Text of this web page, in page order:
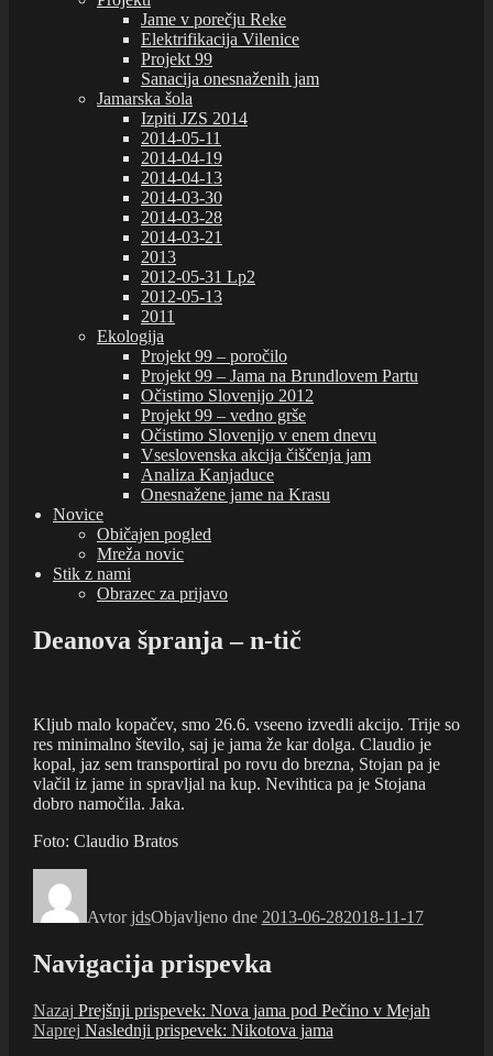
Jame v porečju Reke
Elektrifikacija Vilenice
Projekt 99
Sanacija onesnaženih jam
Jamarska šola
Izpiti JZS 2014
2014-05-11
2014-04-19
2014-04-13
2014-03-30
2014-03-28
2014-03-21
2013
2012-05-31 Lp2
2012-05-13
2011
Ekologija
Projekt 99 – poročilo
Projekt 99 – Jama na Brundlovem Partu
Očistimo Slovenijo 2012
Projekt 99 – vedno grše
Očistimo Slovenijo v enem dnevu
Vseslovenska akcija čiščenja jam
Analiza Kanjaduce
Onesnažene jame na Krasu
Novice
Običajen pogled
Mreža novic
Stik z nami
Obrazec za prijavo
Deanova špranja – n-tič
Kljub malo kopačev, smo 26.6. vseeno izvedli akcijo. Trije so
res minimalno število, saj je jama že kar dolga. Claudio je
kopal, jaz sem transportiral po rovu do brezna, Stojan pa je
vlačil iz jame in spravljal na kup. Nevihtica pa je Stojana
dobro namočila. Jaka.
Foto: Claudio Bratos
AvtorjdsObjavljeno dne 2013-06-282018-11-17
Navigacija prispevka
Nazaj Prejšnji prispevek: Nova jama pod Pečino v Mejah
Naprej Naslednji prispevek: Nikotova jama